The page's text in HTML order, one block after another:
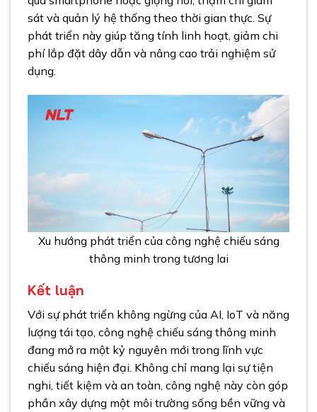
sát và quản lý hệ thống theo thời gian thực. Sự
phát triển này giúp tăng tính linh hoạt, giảm chi
phí lắp đặt dây dẫn và nâng cao trải nghiệm sử
dụng.
Xu hướng phát triển của công nghệ chiếu sáng
thông minh trong tương lai
Kết luận
Với sự phát triển không ngừng của AI, IoT và năng
lượng tái tạo, công nghệ chiếu sáng thông minh
đang mở ra một kỷ nguyên mới trong lĩnh vực
chiếu sáng hiện đại. Không chỉ mang lại sự tiện
nghi, tiết kiệm và an toàn, công nghệ này còn góp
phần xây dựng một môi trường sống bền vững và